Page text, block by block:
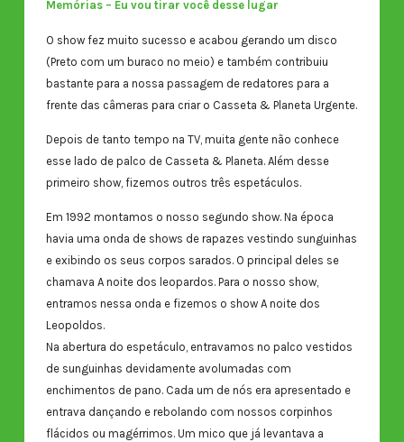
Memórias – Eu vou tirar você desse lugar
O show fez muito sucesso e acabou gerando um disco
(Preto com um buraco no meio) e também contribuiu
bastante para a nossa passagem de redatores para a
frente das câmeras para criar o Casseta & Planeta Urgente.
Depois de tanto tempo na TV, muita gente não conhece
esse lado de palco de Casseta & Planeta. Além desse
primeiro show, fizemos outros três espetáculos.
Em 1992 montamos o nosso segundo show. Na época
havia uma onda de shows de rapazes vestindo sunguinhas
e exibindo os seus corpos sarados. O principal deles se
chamava A noite dos leopardos. Para o nosso show,
entramos nessa onda e fizemos o show A noite dos
Leopoldos.
Na abertura do espetáculo, entravamos no palco vestidos
de sunguinhas devidamente avolumadas com
enchimentos de pano. Cada um de nós era apresentado e
entrava dançando e rebolando com nossos corpinhos
flácidos ou magérrimos. Um mico que já levantava a